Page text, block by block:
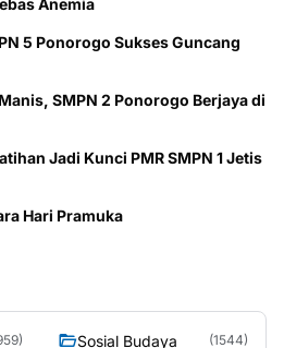
5 Ponorogo Sukses Guncang
SMPN 2 Ponorogo Berjaya di
Jadi Kunci PMR SMPN 1 Jetis
Hari Pramuka
Sosial Budaya (1544)